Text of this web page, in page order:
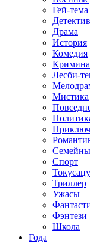
Гей-тема
Детектив
Драма
История
Комедия
Лесби-
Мистика
Спорт
Токусацу
Триллер
Ужасы
Фэнтези
Школа
Года